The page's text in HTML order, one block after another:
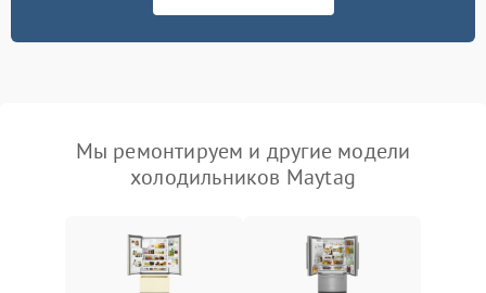
Мы ремонтируем и другие модели
холодильников Maytag